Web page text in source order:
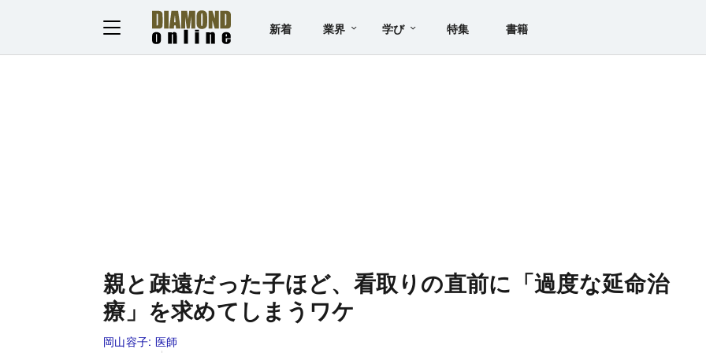
新着 業界 学び 特集 書籍
親と疎遠だった子ほど、看取りの直前に「過度な延命治
療」を求めてしまうワケ
岡山容子: 医師